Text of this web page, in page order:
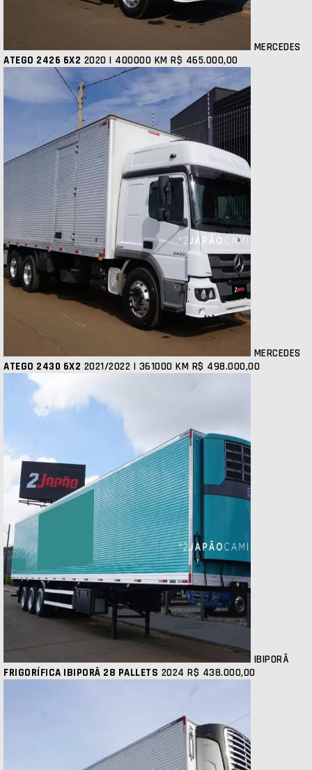
MERCEDES
ATEGO 2426 6X2 2020 | 400000 KM R$ 465.000,00
MERCEDES
ATEGO 2430 6X2 2021/2022 | 361000 KM R$ 498.000,00
IBIPORÃ
FRIGORÍFICA IBIPORÃ 28 PALLETS 2024 R$ 438.000,00